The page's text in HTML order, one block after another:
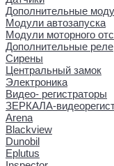
Дополнительные
Модули автозапуска
Модули моторного
Дополнительные реле
Сирены
Центральный замок
Электроника
Видео- регистраторы
ЗЕРКАЛА-
Arena
Blackview
Dunobil
Eplutus